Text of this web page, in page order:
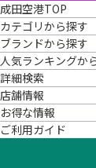
成田空港TOP
カテゴリから探す
ブランドから探す
人気ランキングか
詳細検索
店舗情報
お得な情報
ご利用ガイド